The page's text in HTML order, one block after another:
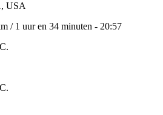
USA
/ 1 uur en 34 minuten - 20:57